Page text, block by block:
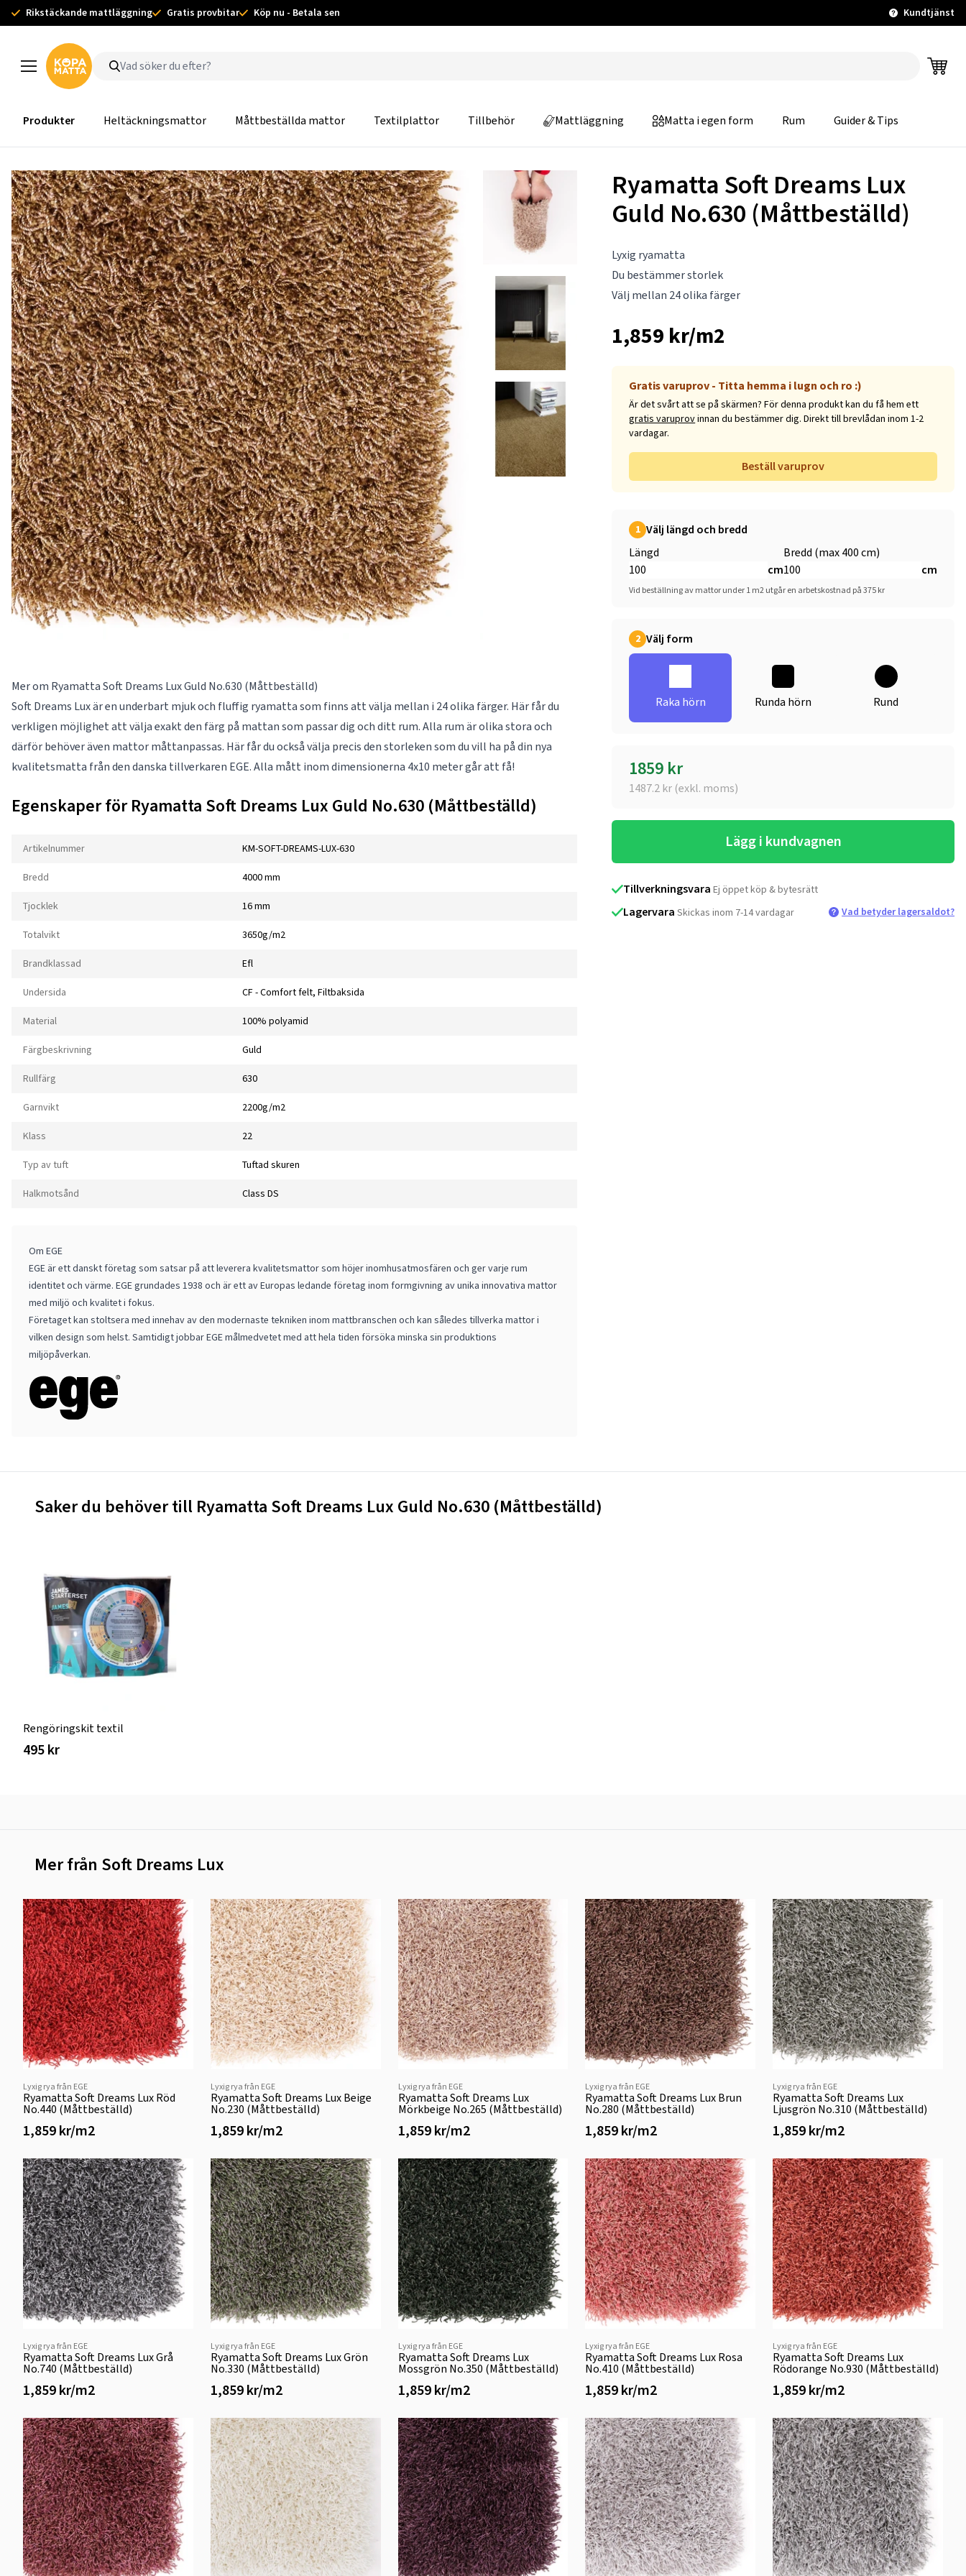
Rikstäckande mattläggning Gratis provbitar Köp nu - Betala sen Kundtjänst
Produkter Heltäckningsmattor Måttbeställda mattor Textilplattor Tillbehör Mattläggning Matta i egen form Rum Guider & Tips
Ryamatta Soft Dreams Lux
Guld No.630 (Måttbeställd)
Lyxig ryamatta
Du bestämmer storlek
Välj mellan 24 olika färger
1,859 kr/m2
Gratis varuprov - Titta hemma i lugn och ro :)
Är det svårt att se på skärmen? För denna produkt kan du få hem ett
gratis varuprovinnan du bestämmer dig. Direkt till brevlådan inom 1-2
vardagar.
Beställ varuprov
1 Välj längd och bredd
Längd
cm
Bredd (max 400 cm)
cm
Vid beställning av mattor under 1 m2 utgår en arbetskostnad på 375 kr
2 Välj form
Raka hörn Runda hörn Rund
1859 kr
1487.2kr (exkl. moms)
Lägg i kundvagnen
Tillverkningsvara Ej öppet köp & bytesrätt
Lagervara Skickas inom 7-14 vardagar Vad betyder lagersaldot?
Mer om Ryamatta Soft Dreams Lux Guld No.630 (Måttbeställd)
Soft Dreams Lux är en underbart mjuk och fluffig ryamatta som finns att välja mellan i 24 olika färger. Här får du
verkligen möjlighet att välja exakt den färg på mattan som passar dig och ditt rum. Alla rum är olika stora och
därför behöver även mattor måttanpassas. Här får du också välja precis den storleken som du vill ha på din nya
kvalitetsmatta från den danska tillverkaren EGE. Alla mått inom dimensionerna 4x10 meter går att få!
Egenskaper för Ryamatta Soft Dreams Lux Guld No.630 (Måttbeställd)
Artikelnummer KM-SOFT-DREAMS-LUX-630
Bredd 4000 mm
Tjocklek 16 mm
Totalvikt 3650g/m2
Brandklassad Efl
Undersida CF - Comfort felt, Filtbaksida
Material 100% polyamid
Färgbeskrivning Guld
Rullfärg 630
Garnvikt 2200g/m2
Klass 22
Typ av tuft Tuftad skuren
Halkmotsånd Class DS
Om EGE
EGE är ett danskt företag som satsar på att leverera kvalitetsmattor som höjer inomhusatmosfären och ger varje rum
identitet och värme. EGE grundades 1938 och är ett av Europas ledande företag inom formgivning av unika innovativa mattor
med miljö och kvalitet i fokus.
Företaget kan stoltsera med innehav av den modernaste tekniken inom mattbranschen och kan således tillverka mattor i
vilken design som helst. Samtidigt jobbar EGE målmedvetet med att hela tiden försöka minska sin produktions
miljöpåverkan.
Saker du behöver till Ryamatta Soft Dreams Lux Guld No.630 (Måttbeställd)
Rengöringskit textil
495 kr
Mer från Soft Dreams Lux
Lyxig rya från EGE
Ryamatta Soft Dreams Lux Röd
No.440 (Måttbeställd)
1,859 kr/m2
Lyxig rya från EGE
Ryamatta Soft Dreams Lux Beige
No.230 (Måttbeställd)
1,859 kr/m2
Lyxig rya från EGE
Ryamatta Soft Dreams Lux
Mörkbeige No.265 (Måttbeställd)
1,859 kr/m2
Lyxig rya från EGE
Ryamatta Soft Dreams Lux Brun
No.280 (Måttbeställd)
1,859 kr/m2
Lyxig rya från EGE
Ryamatta Soft Dreams Lux
Ljusgrön No.310 (Måttbeställd)
1,859 kr/m2
Lyxig rya från EGE
Ryamatta Soft Dreams Lux Grå
No.740 (Måttbeställd)
1,859 kr/m2
Lyxig rya från EGE
Ryamatta Soft Dreams Lux Grön
No.330 (Måttbeställd)
1,859 kr/m2
Lyxig rya från EGE
Ryamatta Soft Dreams Lux
Mossgrön No.350 (Måttbeställd)
1,859 kr/m2
Lyxig rya från EGE
Ryamatta Soft Dreams Lux Rosa
No.410 (Måttbeställd)
1,859 kr/m2
Lyxig rya från EGE
Ryamatta Soft Dreams Lux
Rödorange No.930 (Måttbeställd)
1,859 kr/m2